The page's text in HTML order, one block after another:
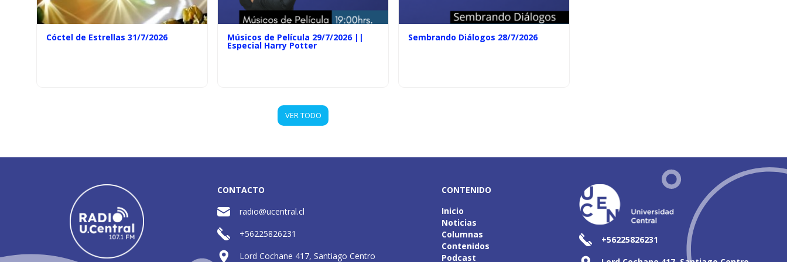
Cóctel de Estrellas 31/7/2026 Músicos de Película 29/7/2026 ||
Especial Harry Potter
Sembrando Diálogos 28/7/2026
VER TODO
CONTACTO
radio@ucentral.cl
+56225826231
Lord Cochane 417, Santiago Centro
CONTENIDO
Inicio
Noticias
Columnas
Contenidos
Podcast
+56225826231